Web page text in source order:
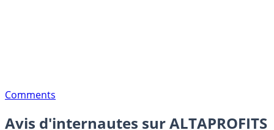
Comments
Avis d'internautes sur ALTAPROFITS